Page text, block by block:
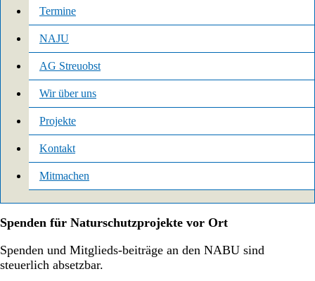
Termine
NAJU
AG Streuobst
Wir über uns
Projekte
Kontakt
Mitmachen
Spenden für Naturschutzprojekte vor Ort
Spenden und Mitglieds-beiträge an den NABU sind
steuerlich absetzbar.